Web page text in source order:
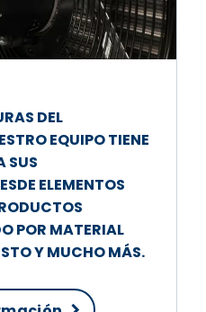
DEL
EQUIPO TIENE
SUS
ELEMENTOS
POR MATERIAL
Y MUCHO MÁS.